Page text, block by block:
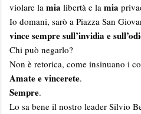
violare la mia libertà e la mia
Io domani, sarò a Piazza San
vince sempre sull’invidia e
Chi può negarlo?
Non è retorica, come insinuano i
Amate e vincerete.
Sempre.
Lo sa bene il nostro leader Silvio